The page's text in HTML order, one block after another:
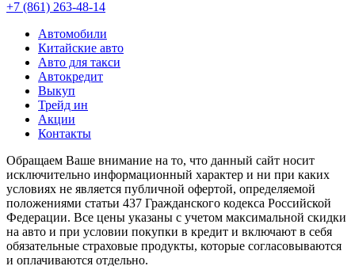
+7 (861) 263-48-14
Автомобили
Китайские авто
Авто для такси
Автокредит
Выкуп
Трейд ин
Акции
Контакты
Обращаем Ваше внимание на то, что данный сайт носит
исключительно информационный характер и ни при каких
условиях не является публичной офертой, определяемой
положениями статьи 437 Гражданского кодекса Российской
Федерации. Все цены указаны с учетом максимальной скидки
на авто и при условии покупки в кредит и включают в себя
обязательные страховые продукты, которые согласовываются
и оплачиваются отдельно.